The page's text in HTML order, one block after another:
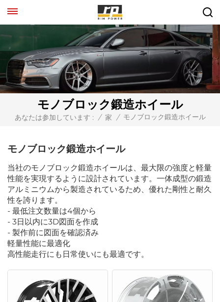
モノブロック鍛造ホイール
あなたは参加しています : / 家 / モノブロック鍛造ホイール
モノブロック鍛造ホイール
当社のモノブロック鍛造ホイールは、最大限の強度と軽量
性能を実現するように設計されています。一体成型の鍛造
アルミニウムから製造されているため、優れた剛性と耐久
性を誇ります。
- 最低注文数量は4個から
- 3日以内に3D図面を作成
- 製作前に図面を確認済み
軽量性能に最適化
高性能走行にも日常使いにも最適です。